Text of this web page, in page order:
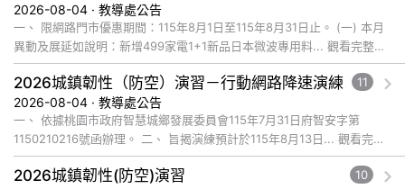
2026-08-04 · 教導處公告
一、 限網路門市優惠期間：115年8月1日至115年8月31日止。 (一) 本月
異動及展延如說明：新增499家電1+1新品日本微波專用料... 觀看完整文
章
2026城鎮韌性（防空）演習－行動網路降速演練 11
2026-08-04 · 教導處公告
一、 依據桃園市政府智慧城鄉發展委員會115年7月31日府智安字第
1150210216號函辦理。 二、 旨揭演練預計於115年8月13日... 觀看完整
文章
2026城鎮韌性(防空)演習 10